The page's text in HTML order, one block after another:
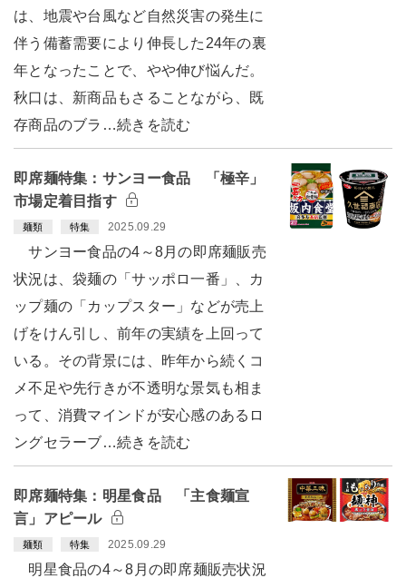
は、地震や台風など自然災害の発生に
伴う備蓄需要により伸長した24年の裏
年となったことで、やや伸び悩んだ。
秋口は、新商品もさることながら、既
存商品のブラ…続きを読む
即席麺特集：サンヨー食品 「極辛」
市場定着目指す
麺類 特集 2025.09.29
サンヨー食品の4～8月の即席麺販売
状況は、袋麺の「サッポロ一番」、カ
ップ麺の「カップスター」などが売上
げをけん引し、前年の実績を上回って
いる。その背景には、昨年から続くコ
メ不足や先行きが不透明な景気も相ま
って、消費マインドが安心感のあるロ
ングセラーブ…続きを読む
即席麺特集：明星食品 「主食麺宣
言」アピール
麺類 特集 2025.09.29
明星食品の4～8月の即席麺販売状況